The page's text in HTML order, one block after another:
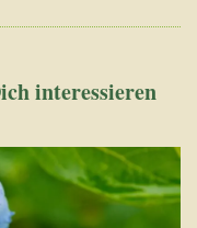
interessieren